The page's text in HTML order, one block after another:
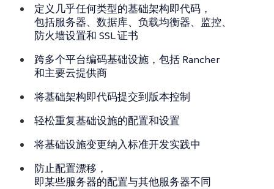
定义几乎任何类型的基础架构即代码，
包括服务器、数据库、负载均衡器、监控、
防火墙设置和 SSL 证书
跨多个平台编码基础设施，包括 Rancher
和主要云提供商
将基础架构即代码提交到版本控制
轻松重复基础设施的配置和设置
将基础设施变更纳入标准开发实践中
防止配置漂移，
即某些服务器的配置与其他服务器不同